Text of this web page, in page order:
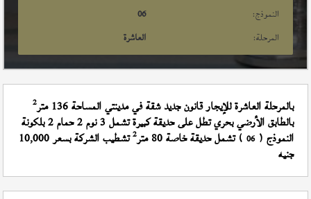
النموذج:
06
المرحلة:
العاشرة
بالمرحلة العاشرة للإيجار قانون جديد شقة في مدينتي المساحة 136 متر 2
بالطابق الأرضي بحري تطل على حديقة كبيرة تشمل 3 نوم 2 حمام 2 بلكونة
النموذج (06 ) تشمل حديقة خاصة 80 متر 2 تشطيب الشركة بسعر 10,000
جنيه